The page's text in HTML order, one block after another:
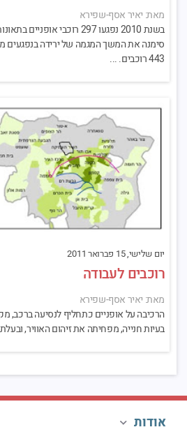
מאת: יאיר אסף-שפירא
בשנת 2010 נפגעו 297 רוכבי
443 רוכבים. ...
יום שלישי, 15 פברואר 2011
רוכבים לעבודה
מאת: יאיר אסף-שפירא
הרכיבה על אופניים כתחליף לנסיעה ברכב,
בעיות חנייה, מפחיתה את זיהום האוויר,
אודות